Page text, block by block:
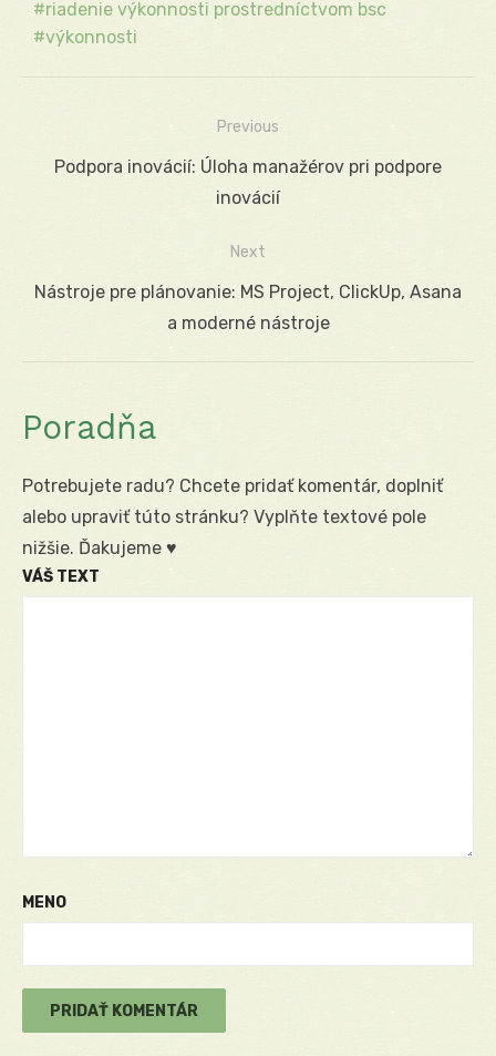
riadenie výkonnosti prostredníctvom bsc
výkonnosti
Navigácia
Previous
Previous
Podpora inovácií: Úloha manažérov pri podpore
inovácií
Next
Next
Nástroje pre plánovanie: MS Project, ClickUp, Asana
a moderné nástroje
Poradňa
Potrebujete radu? Chcete pridať komentár, doplniť
alebo upraviť túto stránku? Vyplňte textové pole
nižšie. Ďakujeme ♥
VÁŠ TEXT
MENO